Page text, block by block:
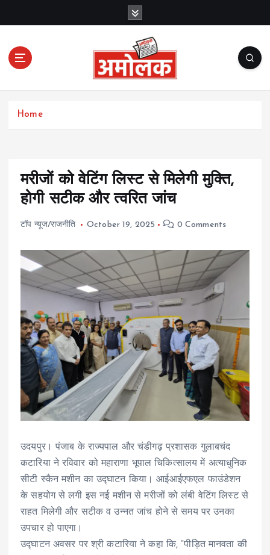
c
Amolak News
Home
मरीजों को वेटिंग लिस्ट से मिलेगी मुक्ति,
होगी सटीक और त्वरित जांच
टॉप न्यूज/राजनीति October 19, 2025 0 Comments
उदयपुर। पंजाब के राज्यपाल और चंडीगढ़ प्रशासक गुलाबचंद
कटारिया ने रविवार को महाराणा भूपाल चिकित्सालय में अत्याधुनिक
सीटी स्कैन मशीन का उद्घाटन किया। आईआईएफएल फाउंडेशन
के सहयोग से लगी इस नई मशीन से मरीजों को लंबी वेटिंग लिस्ट से
राहत मिलेगी और सटीक व उन्नत जांच होने से समय पर उनका
उपचार हो पाएगा।
उद्घाटन अवसर पर श्री कटारिया ने कहा कि, “पीड़ित मानवता की